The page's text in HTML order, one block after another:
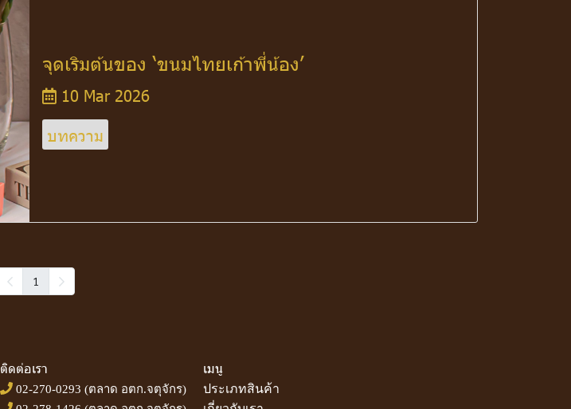
จุดเริมต้นของ ‘ขนมไทยเก้าพี่น้อง’
10 Mar 2026
บทความ
1
ติดต่อเรา
02-270-0293 (ตลาด อตก.จตุจักร)
เมนู
ประเภทสินค้า